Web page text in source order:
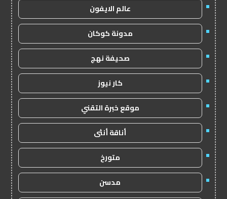
عالم الايفون
مدونة كوكان
صحيفة نهج
كار نيوز
موقع خبرة التقني
أناقة أنثى
متورخ
مدسن